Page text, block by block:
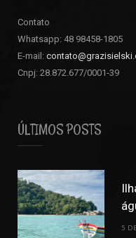
Contato
Whatsapp: 48 98458-1805
E-mail:
Cnpj: 28.872.677/0001-39
ÚLTIMOS POSTS
5